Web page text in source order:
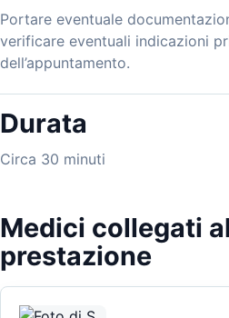
Portare eventuale
verificare eventuali indicazioni
dell’appuntamento.
Durata
Circa 30 minuti
Medici collegati
prestazione